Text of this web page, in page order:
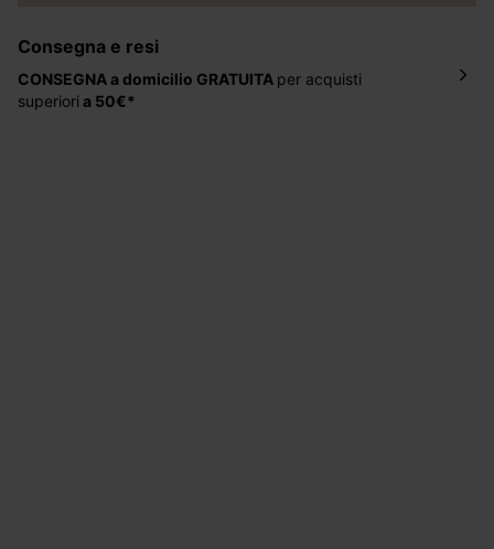
Consegna e resi
CONSEGNA a domicilio GRATUITA per acquisti
superiori a 50€*